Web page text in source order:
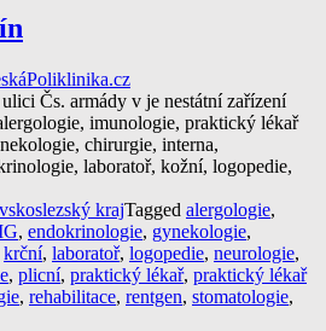
Čs. armády v je nestátní zařízení
imunologie, praktický lékař
chirurgie, interna,
laboratoř, kožní, logopedie,
krajTagged alergologie,
, endokrinologie, gynekologie,
krční, laboratoř, logopedie, neurologie,
, plicní, praktický lékař, praktický lékař
, rehabilitace, rentgen, stomatologie,